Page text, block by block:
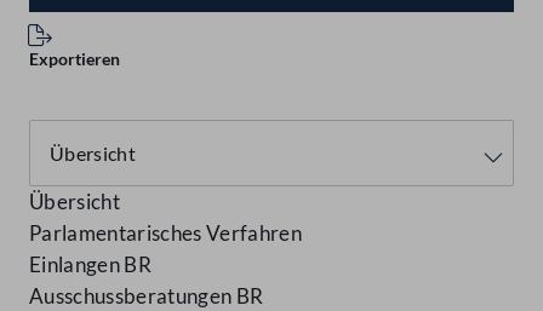
Exportieren
Übersicht
Parlamentarisches Verfahren
Einlangen BR
Ausschussberatungen BR